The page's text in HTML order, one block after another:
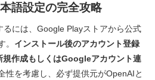
語設定の完全攻略
には、Google Playストアから公式
。 インストール後のアカウント登録
作成もしくはGoogleアカウント連
性を考慮し、必ず提供元がOpenAIと